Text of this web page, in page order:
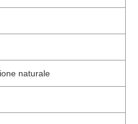
naturale